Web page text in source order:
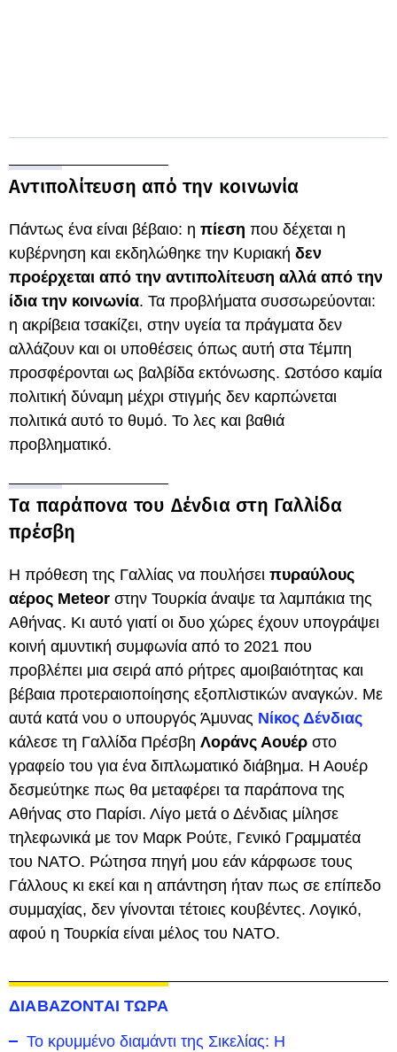
Αντιπολίτευση από την κοινωνία
Πάντως ένα είναι βέβαιο: η πίεση που δέχεται η
κυβέρνηση και εκδηλώθηκε την Κυριακή δεν
προέρχεται από την αντιπολίτευση αλλά από την
ίδια την κοινωνία. Τα προβλήματα συσσωρεύονται:
η ακρίβεια τσακίζει, στην υγεία τα πράγματα δεν
αλλάζουν και οι υποθέσεις όπως αυτή στα Τέμπη
προσφέρονται ως βαλβίδα εκτόνωσης. Ωστόσο καμία
πολιτική δύναμη μέχρι στιγμής δεν καρπώνεται
πολιτικά αυτό το θυμό. Το λες και βαθιά
προβληματικό.
Τα παράπονα του Δένδια στη Γαλλίδα
πρέσβη
Η πρόθεση της Γαλλίας να πουλήσει πυραύλους
αέρος Meteor στην Τουρκία άναψε τα λαμπάκια της
Αθήνας. Κι αυτό γιατί οι δυο χώρες έχουν υπογράψει
κοινή αμυντική συμφωνία από το 2021 που
προβλέπει μια σειρά από ρήτρες αμοιβαιότητας και
βέβαια προτεραιοποίησης εξοπλιστικών αναγκών. Με
αυτά κατά νου ο υπουργός Άμυνας Νίκος Δένδιας
κάλεσε τη Γαλλίδα Πρέσβη Λοράνς Αουέρ στο
γραφείο του για ένα διπλωματικό διάβημα. Η Αουέρ
δεσμεύτηκε πως θα μεταφέρει τα παράπονα της
Αθήνας στο Παρίσι. Λίγο μετά ο Δένδιας μίλησε
τηλεφωνικά με τον Μαρκ Ρούτε, Γενικό Γραμματέα
του ΝΑΤΟ. Ρώτησα πηγή μου εάν κάρφωσε τους
Γάλλους κι εκεί και η απάντηση ήταν πως σε επίπεδο
συμμαχίας, δεν γίνονται τέτοιες κουβέντες. Λογικό,
αφού η Τουρκία είναι μέλος του ΝΑΤΟ.
ΔΙΑΒΑΖΟΝΤΑΙ ΤΩΡΑ
Το κρυμμένο διαμάντι της Σικελίας: Η